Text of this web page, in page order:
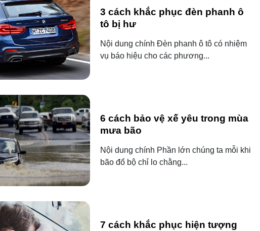
3 cách khắc phục đèn phanh ô
tô bị hư
Nội dung chính Đèn phanh ô tô có nhiệm
vụ báo hiệu cho các phương...
6 cách bảo vệ xế yêu trong mùa
mưa bão
Nội dung chính Phần lớn chúng ta mỗi khi
bão đổ bộ chỉ lo chằng...
7 cách khắc phục hiện tượng